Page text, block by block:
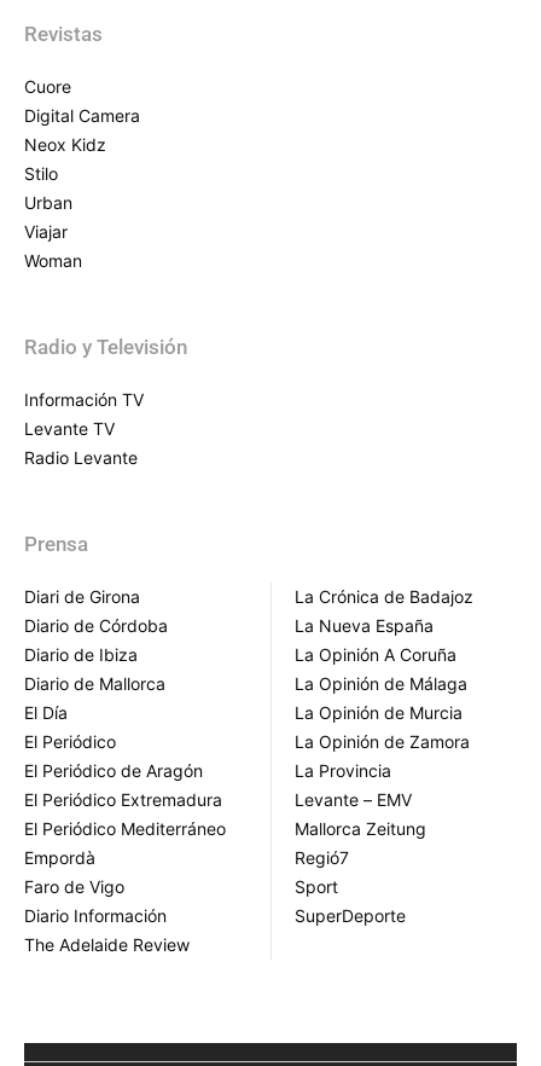
Revistas
Cuore
Digital Camera
Neox Kidz
Stilo
Urban
Viajar
Woman
Radio y Televisión
Información TV
Levante TV
Radio Levante
Prensa
Diari de Girona
Diario de Córdoba
Diario de Ibiza
Diario de Mallorca
El Día
El Periódico
El Periódico de Aragón
El Periódico Extremadura
El Periódico Mediterráneo
Empordà
Faro de Vigo
Diario Información
The Adelaide Review
La Crónica de Badajoz
La Nueva España
La Opinión A Coruña
La Opinión de Málaga
La Opinión de Murcia
La Opinión de Zamora
La Provincia
Levante – EMV
Mallorca Zeitung
Regió7
Sport
SuperDeporte